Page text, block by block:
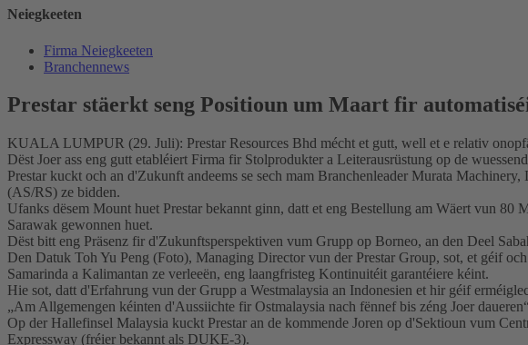
Neiegkeeten
Firma Neiegkeeten
Branchennews
Prestar stäerkt seng Positioun um Maart fir
KUALA LUMPUR (29. Juli): Prestar Resources Bhd mécht et gutt, well et e relativ
Dëst Joer ass eng gutt etabléiert Firma fir Stolprodukter a Leiterausrüstung op de
Prestar kuckt och an d'Zukunft andeems se sech mam Branchenleader Murata
(AS/RS) ze bidden.
Ufanks dësem Mount huet Prestar bekannt ginn, datt et eng Bestellung am Wäert vun
Sarawak gewonnen huet.
Dëst bitt eng Präsenz fir d'Zukunftsperspektiven vum Grupp op Borneo, an den Deel
Den Datuk Toh Yu Peng (Foto), Managing Director vun der Prestar Group, sot, et géif
Samarinda a Kalimantan ze verleeën, eng laangfristeg Kontinuitéit garantéiere kéint.
Hie sot, datt d'Erfahrung vun der Grupp a Westmalaysia an Indonesien et hir géif
„Am Allgemengen kéinten d'Aussiichte fir Ostmalaysia nach fënnef bis zéng Joer
Op der Hallefinsel Malaysia kuckt Prestar an de kommende Joren op d'Sektioun vum
Expressway (fréier bekannt als DUKE-3).